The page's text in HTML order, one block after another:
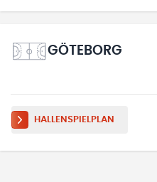
GÖTEBORG
HALLENSPIELPLAN